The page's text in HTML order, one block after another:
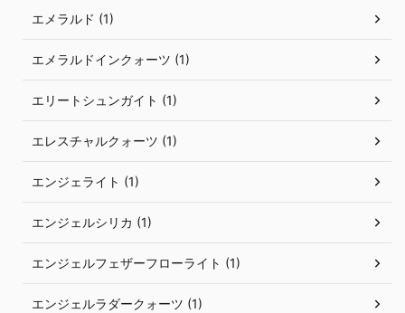
エメラルド (1)
エメラルドインクォーツ (1)
エリートシュンガイト (1)
エレスチャルクォーツ (1)
エンジェライト (1)
エンジェルシリカ (1)
エンジェルフェザーフローライト (1)
エンジェルラダークォーツ (1)